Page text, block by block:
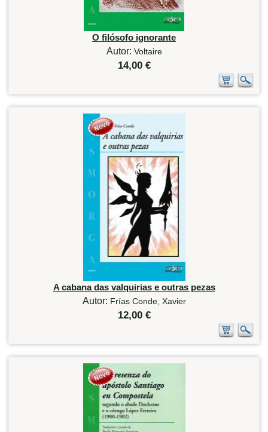
O filósofo ignorante
Autor: Voltaire
14,00 €
A cabana das valquirias e outras pezas
Autor: Frías Conde, Xavier
12,00 €